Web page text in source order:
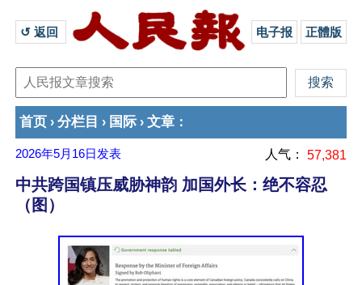
↺ 返回 电子报 正體版
首页 › 分栏目 › 国际 › 文章 ：
2026年5月16日 发表 人气： 57,381
中共跨国镇压威胁神韵 加国外长：绝不容忍
（图）